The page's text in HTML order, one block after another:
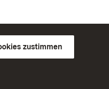
zustimmen